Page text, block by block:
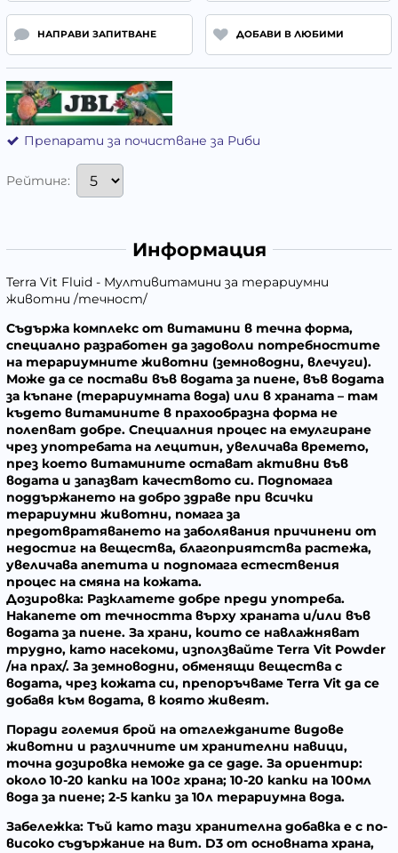
НАПРАВИ ЗАПИТВАНЕ ДОБАВИ В ЛЮБИМИ
Препарати за почистване за Риби
Рейтинг:
Информация
Terra Vit Fluid - Мултивитамини за терариумни
животни /течност/
Съдържа комплекс от витамини в течна форма,
специално разработен да задоволи потребностите
на терариумните животни (земноводни, влечуги).
Може да се постави във водата за пиене, във водата
за къпане (терариумната вода) или в храната – там
където витамините в прахообразна форма не
полепват добре. Специалния процес на емулгиране
чрез употребата на лецитин, увеличава времето,
през което витамините остават активни във
водата и запазват качеството си. Подпомага
поддържането на добро здраве при всички
терариумни животни, помага за
предотвратяването на заболявания причинени от
недостиг на вещества, благоприятства растежа,
увеличава апетита и подпомага естествения
процес на смяна на кожата.
Дозировка: Разклатете добре преди употреба.
Накапете от течността върху храната и/или във
водата за пиене. За храни, които се навлажняват
трудно, като насекоми, използвайте Terra Vit Powder
/на прах/. За земноводни, обменящи вещества с
водата, чрез кожата си, препоръчваме Terra Vit да се
добавя към водата, в която живеят.
Поради големия брой на отглежданите видове
животни и различните им хранителни навици,
точна дозировка неможе да се даде. За ориентир:
около 10-20 капки на 100г храна; 10-20 капки на 100мл
вода за пиене; 2-5 капки за 10л терариумна вода.
Забележка: Тъй като тази хранителна добавка е с по-
високо съдържание на вит. D3 от основната храна,